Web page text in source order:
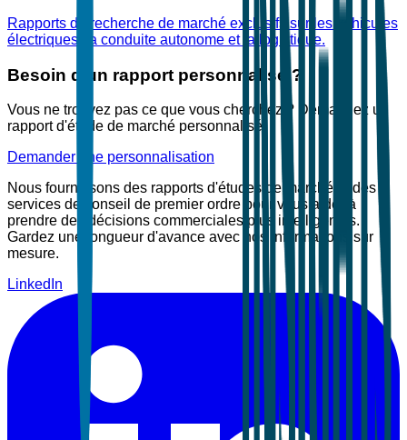
Rapports de recherche de marché exclusifs sur les véhicules
électriques, la conduite autonome et la logistique.
Besoin d'un rapport personnalisé ?
Vous ne trouvez pas ce que vous cherchez ? Demandez un
rapport d'étude de marché personnalisé.
Demander une personnalisation
Nous fournissons des rapports d'études de marché et des
services de conseil de premier ordre pour vous aider à
prendre des décisions commerciales plus intelligentes.
Gardez une longueur d'avance avec nos informations sur
mesure.
LinkedIn